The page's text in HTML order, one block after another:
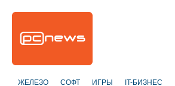
ЖЕЛЕЗО СОФТ ИГРЫ IT-БИЗНЕС